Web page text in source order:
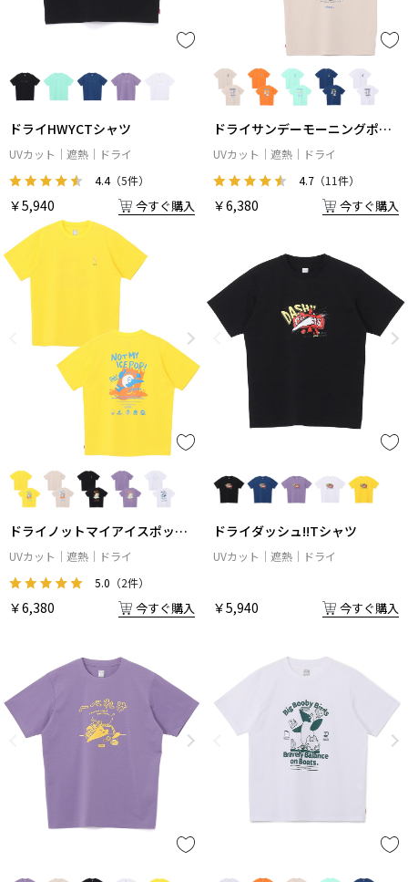
ドライHWYCTシャツ
UVカット 遮熱
ドライ
4.4（5件）
￥5,940 今すぐ購入
ドライサンデーモーニングポケ
ットTシャツ
UVカット 遮熱
ドライ
4.7 （11件）
￥6,380 今すぐ購入
ドライノットマイアイスポップ
Tシャツ
UVカット 遮熱
ドライ
5.0 （2件）
￥6,380 今すぐ購入
ドライダッシュ!!Tシャツ
UVカット 遮熱 ドライ
￥5,940 今すぐ購入